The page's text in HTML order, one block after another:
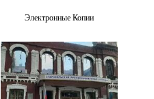
Электронные Копии